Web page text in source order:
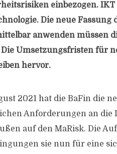
einbezogen.
Die neue
anwenden müssen
Umsetzungsfristen für
hervor.
2021 hat die BaFin die
Anforderungen an die
auf den MaRisk. Die
sie nun für eine